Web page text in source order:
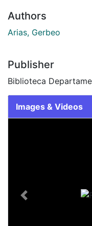
Authors
Arias, Gerbeo
Publisher
Biblioteca
Images & Videos
Previous